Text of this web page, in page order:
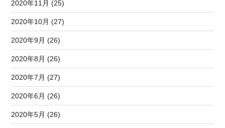
2020年11月 (25)
2020年10月 (27)
2020年9月 (26)
2020年8月 (26)
2020年7月 (27)
2020年6月 (26)
2020年5月 (26)